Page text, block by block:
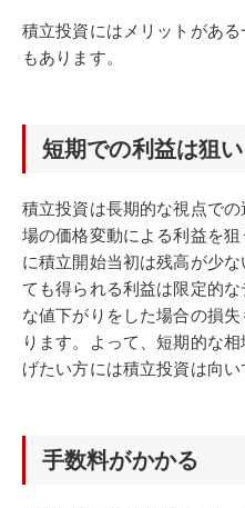
積立投資にはメリットがあ
もあります。
短期での利益は狙
積立投資は長期的な視点で
場の価格変動による利益を
に積立開始当初は残高が少
ても得られる利益は限定的
な値下がりをした場合の損
ります。よって、短期的な
げたい方には積立投資は向い
手数料がかかる